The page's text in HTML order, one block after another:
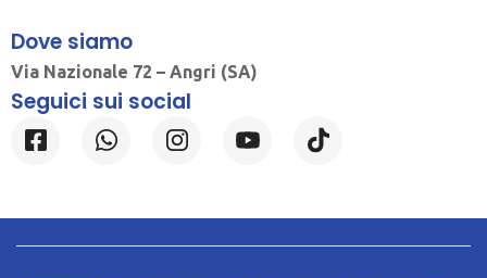
Dove siamo
Via Nazionale 72 – Angri (SA)
Seguici sui social